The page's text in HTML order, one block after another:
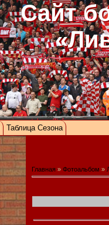
Сайт
Таблица Сезона
Главная » Фотоальбом »